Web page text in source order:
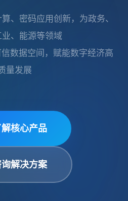
、密码应用创新，为政务、
、能源等领域
数据空间，赋能数字经济高
量发展
解核心产品
询解决方案